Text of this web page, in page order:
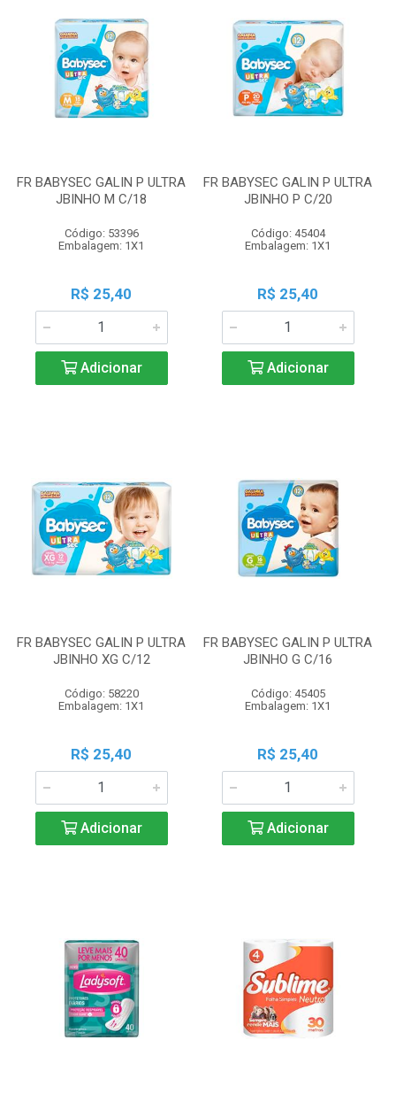
FR BABYSEC GALIN P ULTRA
JBINHO M C/18
Código: 53396
Embalagem: 1X1
R$ 25,40
Adicionar
FR BABYSEC GALIN P ULTRA
JBINHO P C/20
Código: 45404
Embalagem: 1X1
R$ 25,40
Adicionar
FR BABYSEC GALIN P ULTRA
JBINHO XG C/12
Código: 58220
Embalagem: 1X1
R$ 25,40
Adicionar
FR BABYSEC GALIN P ULTRA
JBINHO G C/16
Código: 45405
Embalagem: 1X1
R$ 25,40
Adicionar